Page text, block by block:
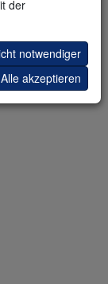
der
notwendiger
Alle akzeptieren